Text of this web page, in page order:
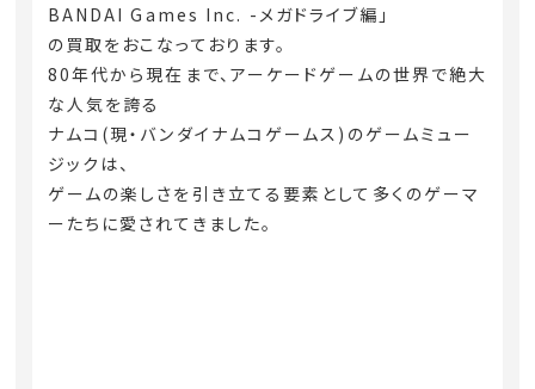
BANDAI Games Inc. -メガドライブ編」
の買取をおこなっております。
80年代から現在まで、アーケードゲームの世界で絶大
な人気を誇る
ナムコ(現・バンダイナムコゲームス)のゲームミュー
ジックは、
ゲームの楽しさを引き立てる要素として多くのゲーマ
ーたちに愛されてきました。